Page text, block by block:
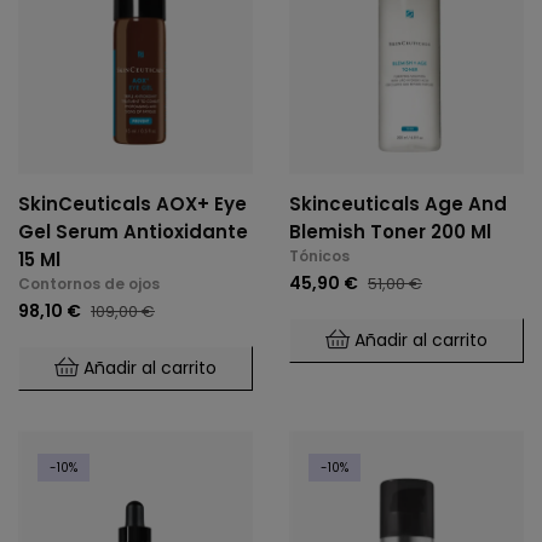
SkinCeuticals AOX+ Eye
Gel Serum Antioxidante
15 Ml
Contornos de ojos
98,10 € 109,00 €
Añadir al carrito
Skinceuticals Age And
Blemish Toner 200 Ml
Tónicos
45,90 € 51,00 €
Añadir al carrito
-10% -10%